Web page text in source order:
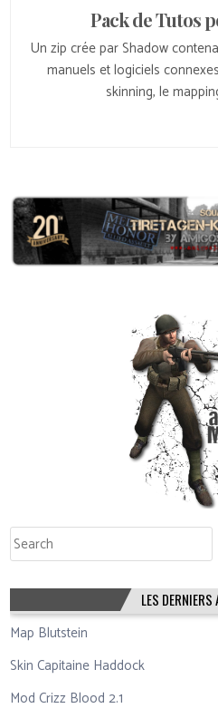
Pack de Tutos
Un zip crée par Shadow
manuels et logiciels
skinning, le
Rechercher
LES DERNIERS
Map Blutstein
Skin Capitaine Haddock
Mod Crizz Blood 2.1